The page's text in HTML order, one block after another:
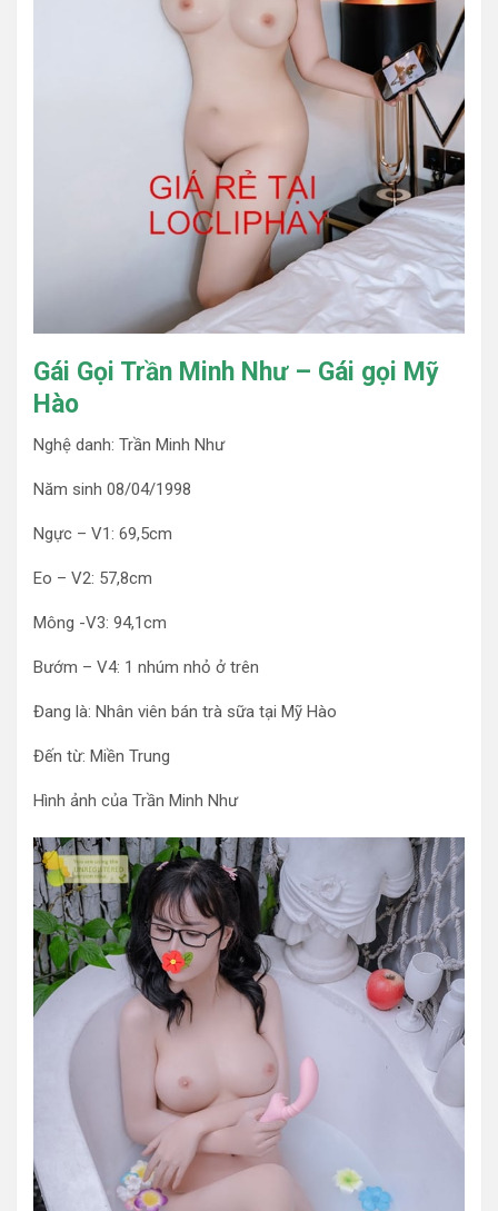
Gái Gọi Trần Minh Như – Gái gọi Mỹ
Hào
Nghệ danh: Trần Minh Như
Năm sinh 08/04/1998
Ngực – V1: 69,5cm
Eo – V2: 57,8cm
Mông -V3: 94,1cm
Bướm – V4: 1 nhúm nhỏ ở trên
Đang là: Nhân viên bán trà sữa tại Mỹ Hào
Đến từ: Miền Trung
Hình ảnh của Trần Minh Như